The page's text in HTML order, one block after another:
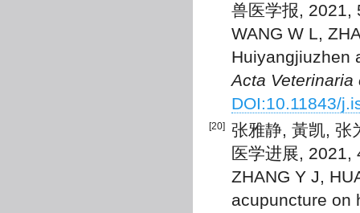
兽医学报, 2021,
WANG W L,
Huiyangjiuzhen
Acta
DOI:10.11843/
[20]
张雅静, 黃凯, 张
医学进展, 2021,
ZHANG Y J,
acupuncture on